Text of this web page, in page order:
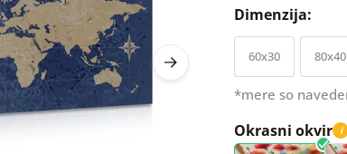
Dimenzija:
60x30 80x40
*mere so
Okrasni okvir i